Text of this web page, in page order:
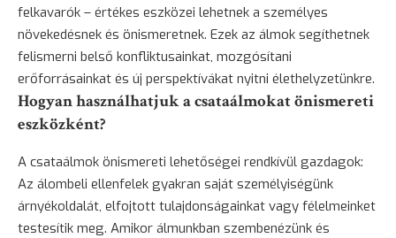
felkavarók – értékes eszközei lehetnek a személyes
növekedésnek és önismeretnek. Ezek az álmok segíthetnek
felismerni belső konfliktusainkat, mozgósítani
erőforrásainkat és új perspektívákat nyitni élethelyzetünkre.
Hogyan használhatjuk a csataálmokat önismereti
eszközként?
A csataálmok önismereti lehetőségei rendkívül gazdagok:
Az álombeli ellenfelek gyakran saját személyiségünk
árnyékoldalát, elfojtott tulajdonságainkat vagy félelmeinket
testesítik meg. Amikor álmunkban szembenézünk és